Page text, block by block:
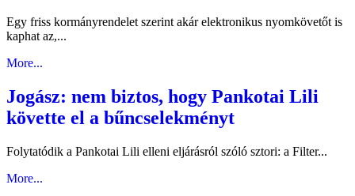
Egy friss kormányrendelet szerint akár elektronikus nyomkövetőt is
kaphat az,...
More...
Jogász: nem biztos, hogy Pankotai Lili
követte el a bűncselekményt
Folytatódik a Pankotai Lili elleni eljárásról szóló sztori: a Filter...
More...